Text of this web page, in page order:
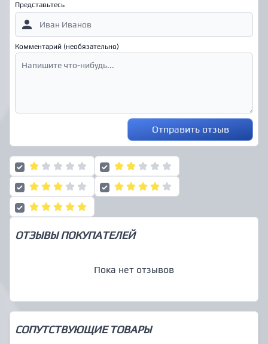
Представьтесь
Комментарий (необязательно)
Отправить отзыв
ОТЗЫВЫ ПОКУПАТЕЛЕЙ
Пока нет отзывов
СОПУТСТВУЮЩИЕ ТОВАРЫ